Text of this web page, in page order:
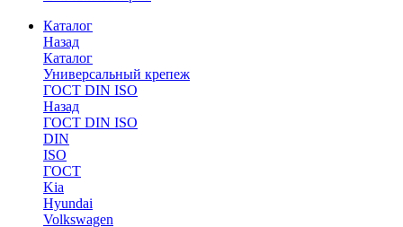
Каталог
Назад
Каталог
Универсальный крепеж
ГОСТ DIN ISO
Назад
ГОСТ DIN ISO
DIN
ISO
ГОСТ
Kia
Hyundai
Volkswagen